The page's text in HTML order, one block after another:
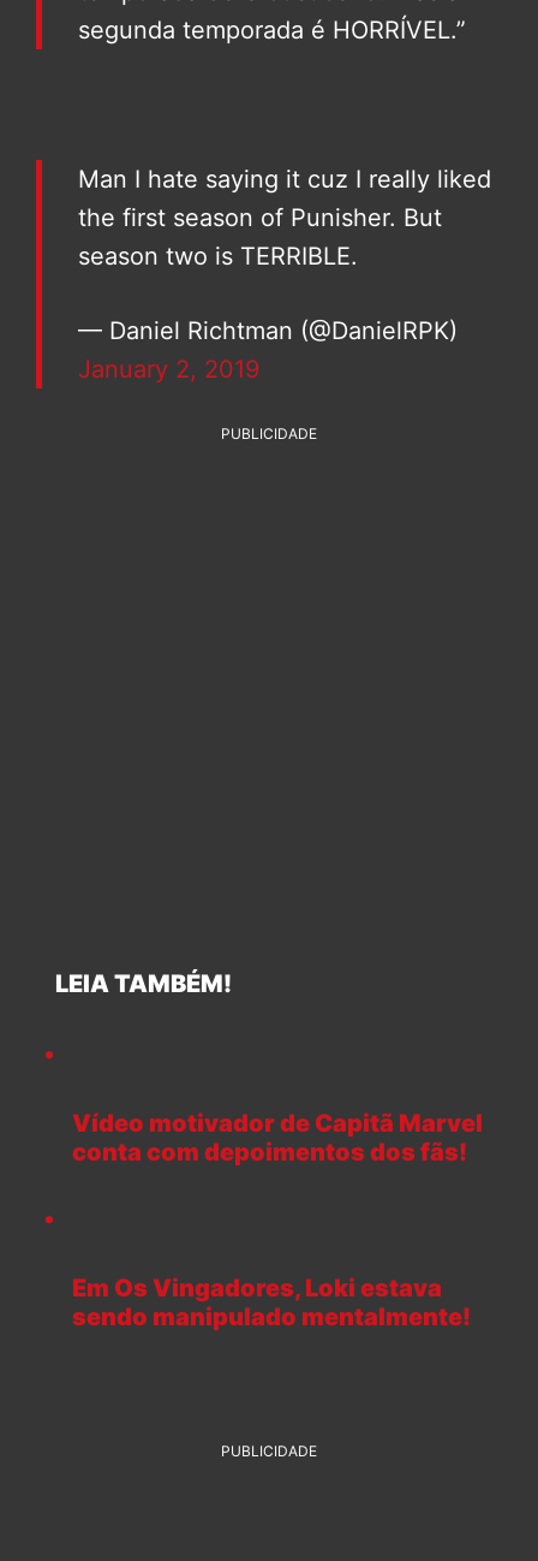
segunda temporada é HORRÍVEL.”
Man I hate saying it cuz I really liked
the first season of Punisher. But
season two is TERRIBLE.
— Daniel Richtman (@DanielRPK)
January 2, 2019
PUBLICIDADE
LEIA TAMBÉM!
Vídeo motivador de Capitã Marvel
conta com depoimentos dos fãs!
Em Os Vingadores, Loki estava
sendo manipulado mentalmente!
PUBLICIDADE